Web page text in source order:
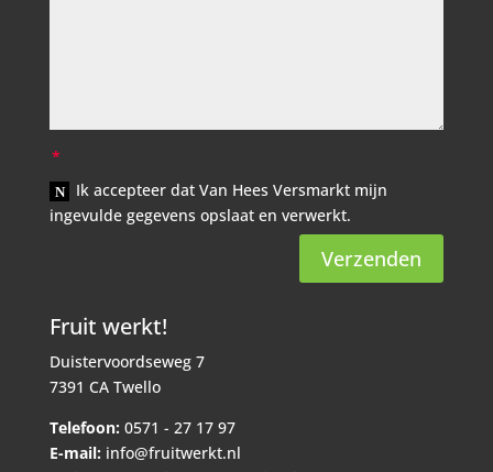
Ik accepteer dat Van Hees Versmarkt mijn
ingevulde gegevens opslaat en verwerkt.
Verzenden
Fruit werkt!
Duistervoordseweg 7
7391 CA Twello
Telefoon: 0571 - 27 17 97
E-mail: info@fruitwerkt.nl